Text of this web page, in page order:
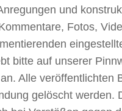
und
Fotos,
bitte auf unserer
Alle veröffentlichten
gelöscht werden.